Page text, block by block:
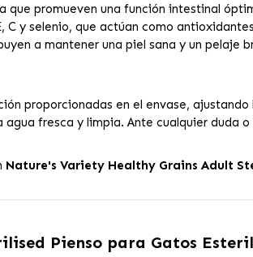
promueven una función intestinal
C y selenio, que actúan como
a mantener una piel sana y un pelaje
proporcionadas en el envase,
fresca y limpia. Ante cualquier duda
Nature's Variety Healthy Grains Adult
Pienso para Gatos